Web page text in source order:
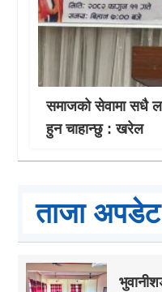
समाजको सेवामा सधै
हुन चाहान्छु : खरेल
ताजा अपडेट